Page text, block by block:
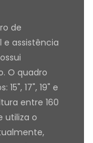
de
assistência
O quadro
17", 19" e
entre 160
utiliza o